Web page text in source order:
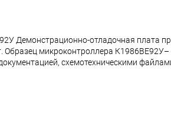
Демонстрационно-отладочная плата
Образец микроконтроллера
схемотехническими